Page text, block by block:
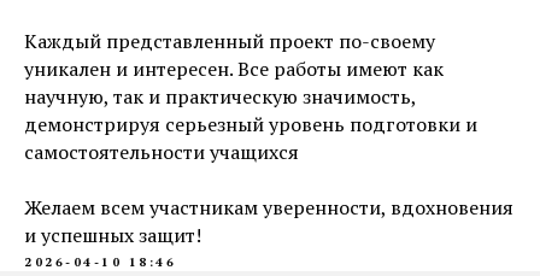
Каждый представленный проект по-своему
уникален и интересен. Все работы имеют как
научную, так и практическую значимость,
демонстрируя серьезный уровень подготовки и
самостоятельности учащихся
Желаем всем участникам уверенности, вдохновения
и успешных защит!
2026-04-10 18:46